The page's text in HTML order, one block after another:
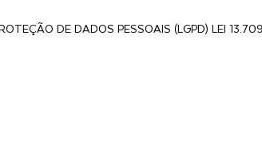
DE DADOS PESSOAIS (LGPD) LEI